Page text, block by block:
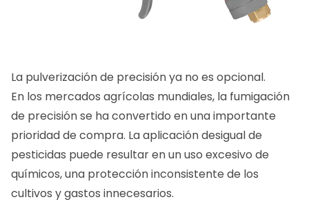
La pulverización de precisión ya no es opcional.
En los mercados agrícolas mundiales, la fumigación
de precisión se ha convertido en una importante
prioridad de compra. La aplicación desigual de
pesticidas puede resultar en un uso excesivo de
químicos, una protección inconsistente de los
cultivos y gastos innecesarios.